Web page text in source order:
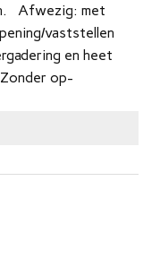
Afwezig: met
vaststellen
en heet
op-